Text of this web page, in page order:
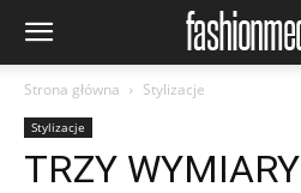
Strona główna Stylizacje
Stylizacje
TRZY